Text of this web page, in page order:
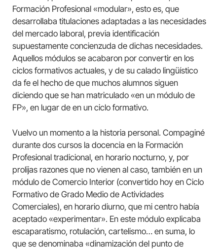
Formación Profesional «modular», esto es, que
desarrollaba titulaciones adaptadas a las necesidades
del mercado laboral, previa identificación
supuestamente concienzuda de dichas necesidades.
Aquellos módulos se acabaron por convertir en los
ciclos formativos actuales, y de su calado lingüístico
da fe el hecho de que muchos alumnos siguen
diciendo que se han matriculado «en un módulo de
FP», en lugar de en un ciclo formativo.
Vuelvo un momento a la historia personal. Compaginé
durante dos cursos la docencia en la Formación
Profesional tradicional, en horario nocturno, y, por
prolijas razones que no vienen al caso, también en un
módulo de Comercio Interior (convertido hoy en Ciclo
Formativo de Grado Medio de Actividades
Comerciales), en horario diurno, que mi centro había
aceptado «experimentar». En este módulo explicaba
escaparatismo, rotulación, cartelismo… en suma, lo
que se denominaba «dinamización del punto de